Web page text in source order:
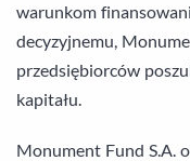
warunkom
decyzyjnemu,
przedsiębiorców
kapitału.
Monument Fund S.A.